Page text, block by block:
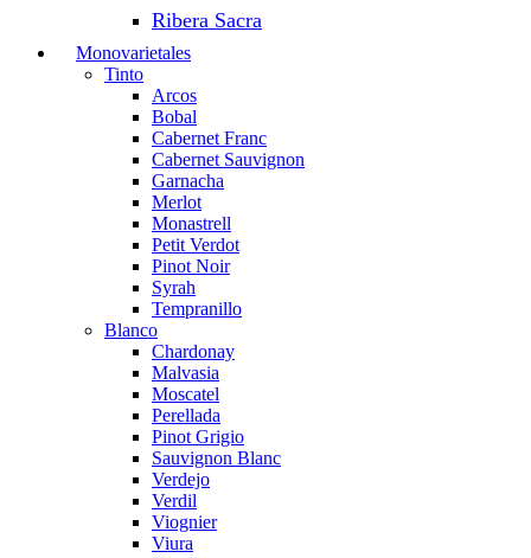
Ribera Sacra
Monovarietales
Tinto
Arcos
Bobal
Cabernet Franc
Cabernet Sauvignon
Garnacha
Merlot
Monastrell
Petit Verdot
Pinot Noir
Syrah
Tempranillo
Blanco
Chardonay
Malvasia
Moscatel
Perellada
Pinot Grigio
Sauvignon Blanc
Verdejo
Verdil
Viognier
Viura